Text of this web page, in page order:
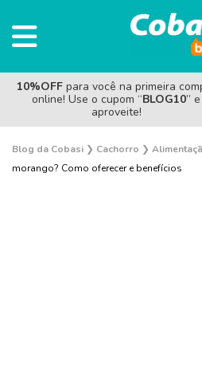
10%OFF para você na primeira
online! Use o cupom “BLOG10” e
aproveite!
Blog da Cobasi ❯ Cachorro ❯
morango? Como oferecer e benefícios